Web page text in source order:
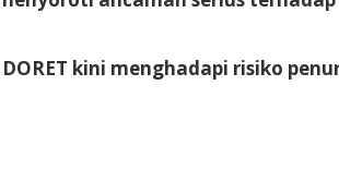
kini menghadapi risiko